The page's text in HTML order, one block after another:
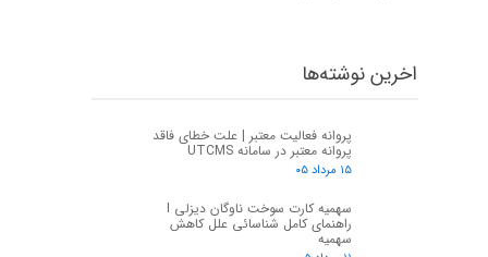
اخرین نوشته‌ها
پروانه فعالیت معتبر | علت خطای فاقد
پروانه معتبر در سامانه UTCMS
۱۵ مرداد ۰۵
سهمیه کارت سوخت ناوگان دیزلی I
راهنمای کامل شناسائی علل کاهش
سهمیه